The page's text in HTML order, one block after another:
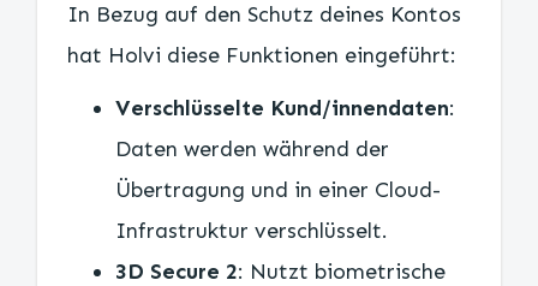
In Bezug auf den Schutz deines Kontos
hat Holvi diese Funktionen eingeführt:
Verschlüsselte Kund/innendaten:
Daten werden während der
Übertragung und in einer Cloud-
Infrastruktur verschlüsselt.
3D Secure 2: Nutzt biometrische